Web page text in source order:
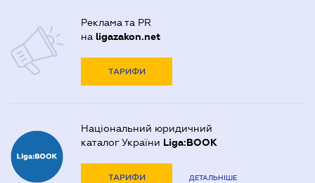
Реклама та PR
на ligazakon.net
ТАРИФИ
Національний юридичний
каталог України Liga:BOOK
ТАРИФИ ДЕТАЛЬНІШЕ